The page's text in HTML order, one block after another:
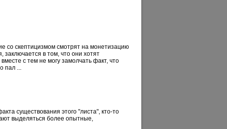
со скептицизмом смотрят на монетизацию
заключается в том, что они хотят
с тем не могу замолчать факт, что
пал ...
существования этого "листа", кто-то
выделяться более опытные,